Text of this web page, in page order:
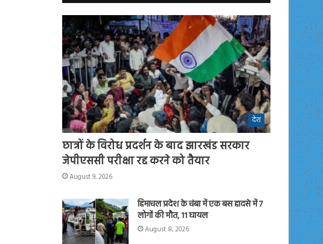
देश
छात्रों के विरोध प्रदर्शन के बाद झारखंड सरकार
जेपीएससी परीक्षा रद्द करने को तैयार
August 9, 2026
हिमाचल प्रदेश के चंबा में एक बस हादसे में 7
लोगों की मौत, 11 घायल
August 8, 2026